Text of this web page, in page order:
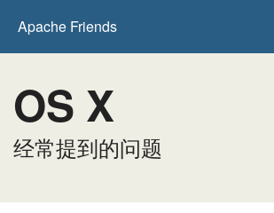
Apache Friends
托管
社区
OS X
经常提到的问题